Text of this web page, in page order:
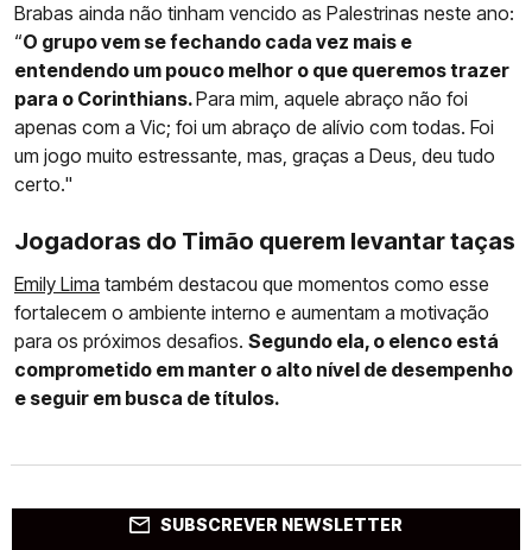
Brabas ainda não tinham vencido as Palestrinas neste ano:
“O grupo vem se fechando cada vez mais e
entendendo um pouco melhor o que queremos trazer
para o Corinthians.Para mim, aquele abraço não foi
apenas com a Vic; foi um abraço de alívio com todas. Foi
um jogo muito estressante, mas, graças a Deus, deu tudo
certo."
Jogadoras do Timão querem levantar taças
Emily Lima também destacou que momentos como esse
fortalecem o ambiente interno e aumentam a motivação
para os próximos desafios. Segundo ela, o elenco está
comprometido em manter o alto nível de desempenho
e seguir em busca de títulos.
SUBSCREVER NEWSLETTER